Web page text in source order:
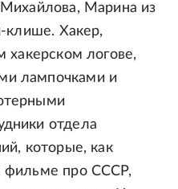
Марина из
клише. Хакер,
хакерском логове,
лампочками и
отдела
которые, как
фильме про СССР,